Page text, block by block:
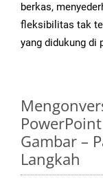
berkas,
fleksibilitas tak
yang didukung di
Gambar –
Langkah